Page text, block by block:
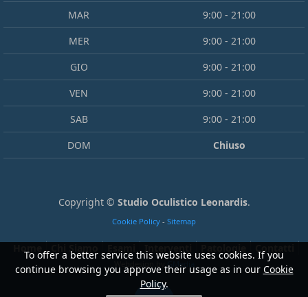
MAR
9:00 - 21:00
MER
9:00 - 21:00
GIO
9:00 - 21:00
VEN
9:00 - 21:00
SAB
9:00 - 21:00
DOM
Chiuso
Copyright © Studio Oculistico Leonardis.
Cookie Policy - Sitemap
GMedia
To offer a better service this website uses cookies. If you
continue browsing you approve their usage as in our Cookie
Policy.